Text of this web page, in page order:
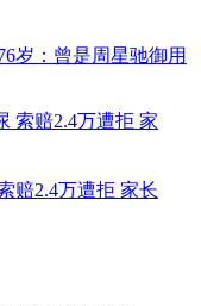
岁：曾是周星驰御用
赔2.4万遭拒 家长